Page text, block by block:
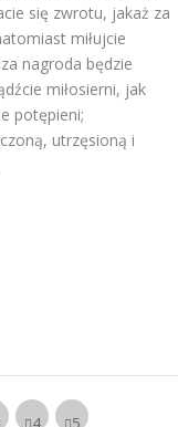
się zwrotu, jakaż za
miłujcie
nagroda będzie
miłosierni, jak
potępieni;
utrzęsioną i